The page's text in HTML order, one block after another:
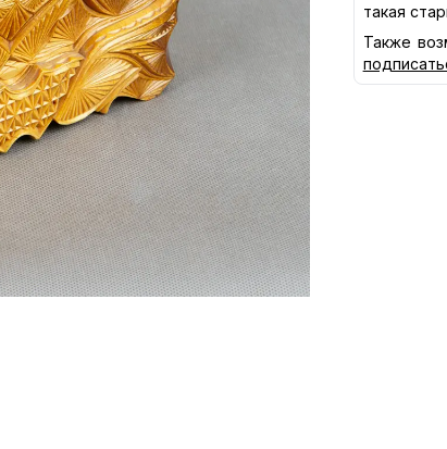
такая
Также